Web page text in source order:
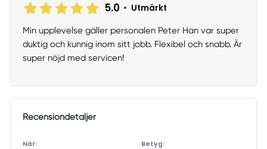
5.0 • Utmärkt
Min upplevelse gäller personalen Peter Han var super
duktig och kunnig inom sitt jobb. Flexibel och snabb. Är
super nöjd med servicen!
Recensiondetaljer
När: Betyg: